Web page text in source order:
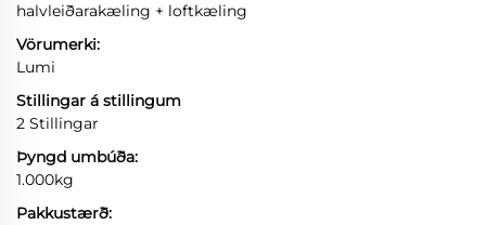
halvleiðarakæling + loftkæling
Vörumerki:
Lumi
Stillingar á stillingum
2 Stillingar
Þyngd umbúða:
1.000kg
Pakkustærð: